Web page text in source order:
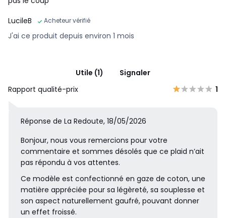
LucileB
Acheteur vérifié
J'ai ce produit depuis environ 1 mois
Utile (1)
Signaler
Rapport qualité-prix
1
Réponse de La Redoute, 18/05/2026
Bonjour, nous vous remercions pour votre
commentaire et sommes désolés que ce plaid n’ait
pas répondu à vos attentes.
Ce modèle est confectionné en gaze de coton, une
matière appréciée pour sa légèreté, sa souplesse et
son aspect naturellement gaufré, pouvant donner
un effet froissé.